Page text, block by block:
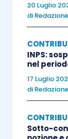
quanto una
nell’elenco
quella
20 Luglio
di Redazione
INPS:
nel
17 Luglio
di Redazione
Sotto-